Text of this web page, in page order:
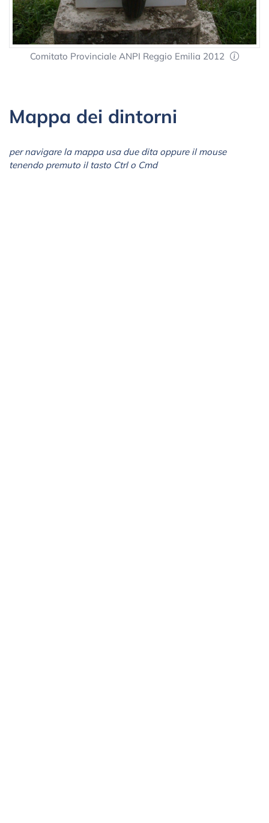
Comitato Provinciale ANPI Reggio Emilia 2012
Mappa dei dintorni
per navigare la mappa usa due dita oppure il mouse
tenendo premuto il tasto Ctrl o Cmd